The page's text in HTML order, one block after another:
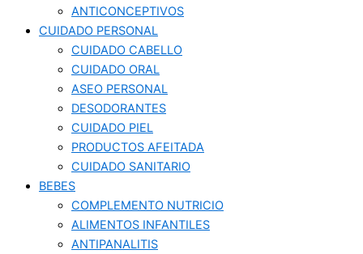
ANTICONCEPTIVOS
CUIDADO PERSONAL
CUIDADO CABELLO
CUIDADO ORAL
ASEO PERSONAL
DESODORANTES
CUIDADO PIEL
PRODUCTOS AFEITADA
CUIDADO SANITARIO
BEBES
COMPLEMENTO NUTRICIO
ALIMENTOS INFANTILES
ANTIPANALITIS